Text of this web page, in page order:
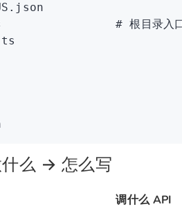
# 根目录入口
么 → 怎么写
调什么 API